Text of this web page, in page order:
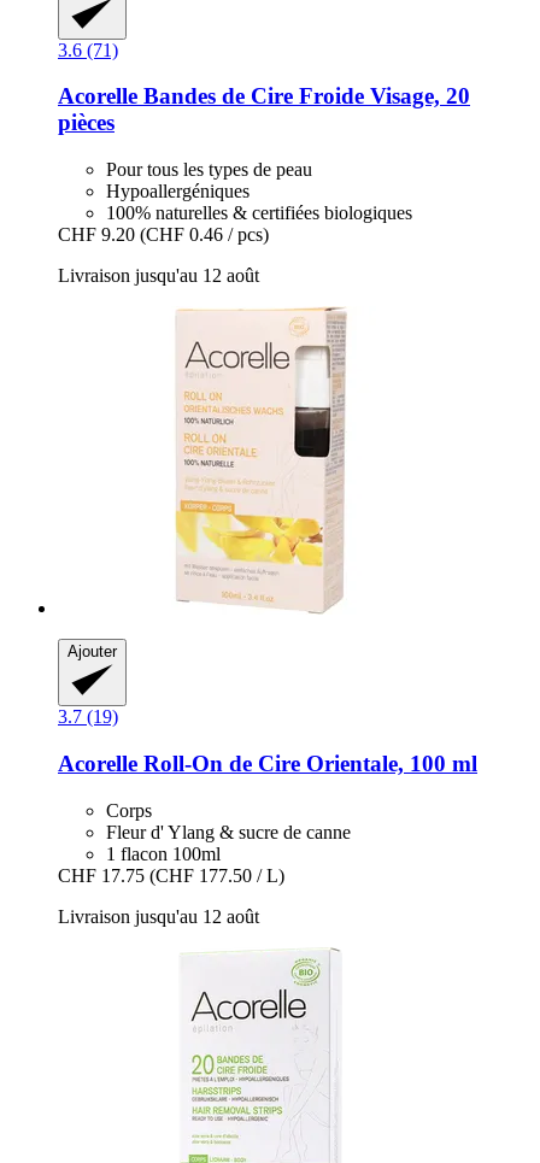
3.6 (71)
Acorelle Bandes de Cire Froide Visage, 20
pièces
Pour tous les types de peau
Hypoallergéniques
100% naturelles & certifiées biologiques
CHF 9.20 (CHF 0.46 / pcs)
Livraison jusqu'au 12 août
Ajouter
3.7 (19)
Acorelle Roll-​On de Cire Orientale, 100 ml
Corps
Fleur d' Ylang & sucre de canne
1 flacon 100ml
CHF 17.75 (CHF 177.50 / L)
Livraison jusqu'au 12 août